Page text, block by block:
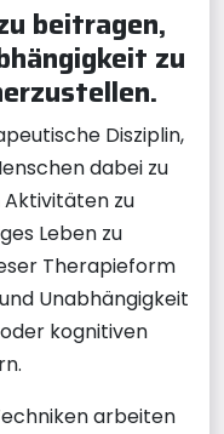
beitragen,
zu
Disziplin,
dabei zu
zu
Leben zu
Therapieform
Unabhängigkeit
kognitiven
arbeiten